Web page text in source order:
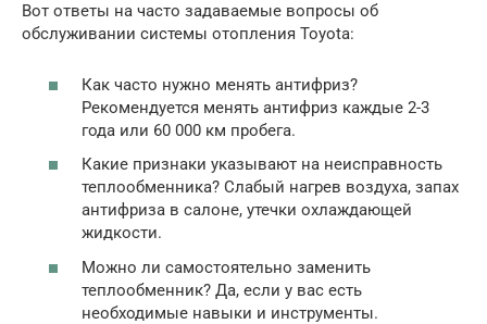
Вот ответы на часто задаваемые вопросы об
обслуживании системы отопления Toyota:
Как часто нужно менять антифриз?
Рекомендуется менять антифриз каждые 2-3
года или 60 000 км пробега.
Какие признаки указывают на неисправность
теплообменника? Слабый нагрев воздуха, запах
антифриза в салоне, утечки охлаждающей
жидкости.
Можно ли самостоятельно заменить
теплообменник? Да, если у вас есть
необходимые навыки и инструменты.